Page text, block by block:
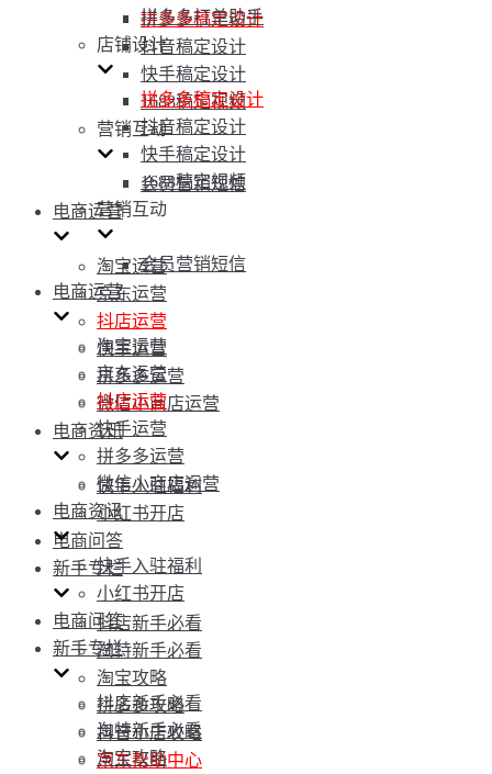
拼多多稿定设计
抖音稿定设计
快手稿定设计
1688稿定视频
营销互动
会员营销短信
电商运营
淘宝运营
京东运营
抖店运营
快手运营
拼多多运营
微信小商店运营
电商资讯
快手入驻福利
小红书开店
电商问答
新手专栏
抖店新手必看
淘特新手必看
淘宝攻略
拼多多攻略
抖音小店攻略
京东帮助中心
拼多多打单助手
店铺设计
拼多多稿定设计
抖音稿定设计
快手稿定设计
1688稿定视频
营销互动
会员营销短信
电商运营
淘宝运营
京东运营
抖店运营
快手运营
拼多多运营
微信小商店运营
电商资讯
快手入驻福利
小红书开店
电商问答
新手专栏
抖店新手必看
淘特新手必看
淘宝攻略